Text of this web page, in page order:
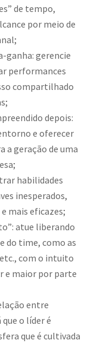
de tempo,
por meio de
ganha: gerencie
performances
compartilhado
depois:
e oferecer
a geração de uma
habilidades
inesperados,
mais eficazes;
atue liberando
do time, como as
com o intuito
e maior por parte
entre
que o líder é
que é cultivada